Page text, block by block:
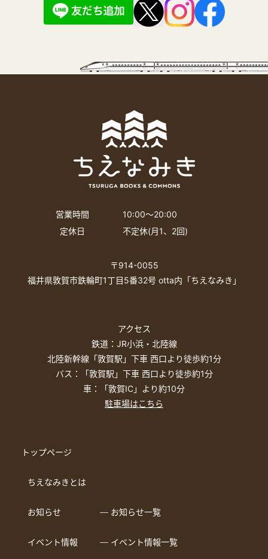
営業時間
10:00〜20:00
定休日
不定休(月1、2回)
〒914-0055
福井県敦賀市鉄輪町1丁目5番32号 otta内「ちえなみき」
アクセス
鉄道：JR小浜・北陸線
北陸新幹線「敦賀駅」下車 西口より徒歩約1分
バス：「敦賀駅」下車 西口より徒歩約1分
車：「敦賀IC」より約10分
駐車場はこちら
トップページ
ちえなみきとは
お知らせ ― お知らせ一覧
イベント情報 ― イベント情報一覧